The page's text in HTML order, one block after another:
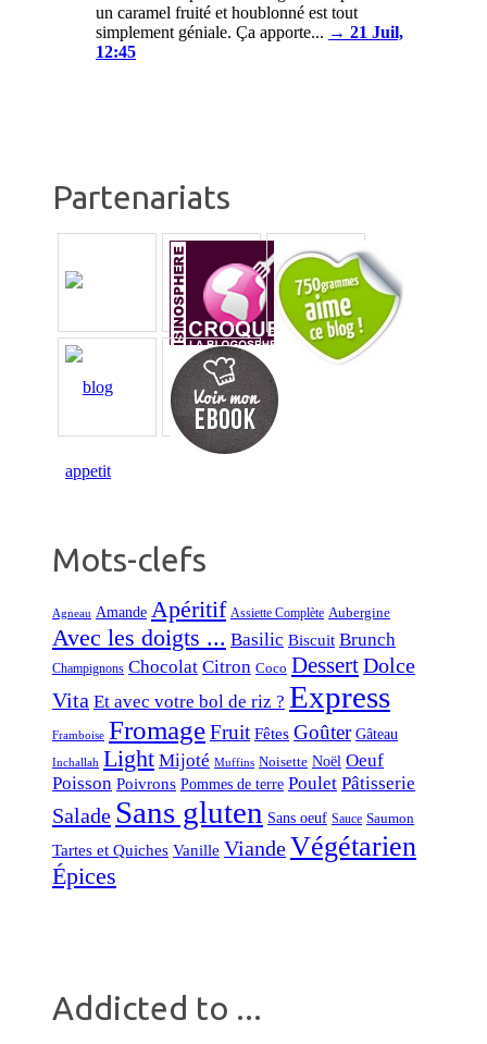
un caramel fruité et houblonné est tout
simplement géniale. Ça apporte... → 21 Juil,
12:45
Partenariats
Mots-clefs
Agneau Amande Apéritif Assiette Complète Aubergine
Avec les doigts ... Basilic Biscuit Brunch
Champignons Chocolat Citron Coco DessertDolce
Vita Et avec votre bol de riz ? Express
Framboise FromageFruit Fêtes Goûter Gâteau
Inchallah Light Mijoté Muffins Noisette Noël Oeuf
Poisson Poivrons Pommes de terre Poulet Pâtisserie
Salade Sans gluten Sans oeuf Sauce Saumon
Tartes et Quiches Vanille ViandeVégétarien
Épices
Addicted to ...